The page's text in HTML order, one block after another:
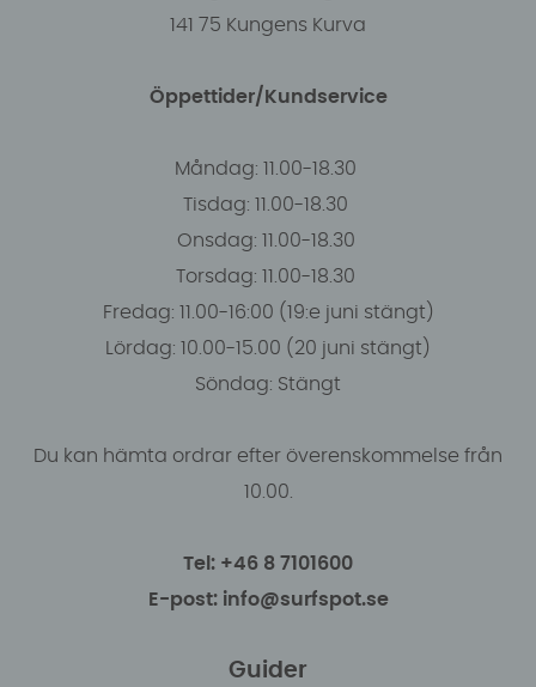
141 75 Kungens Kurva
Öppettider/Kundservice
Måndag: 11.00-18.30
Tisdag: 11.00-18.30
Onsdag: 11.00-18.30
Torsdag: 11.00-18.30
Fredag: 11.00-16:00 (19:e juni stängt)
Lördag: 10.00-15.00 (20 juni stängt)
Söndag: Stängt
Du kan hämta ordrar efter överenskommelse från
10.00.
Tel: +46 8 7101600
E-post: info@surfspot.se
Guider